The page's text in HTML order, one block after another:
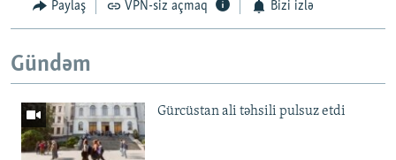
Paylaş VPN-siz açmaq Bizi izlə
Gündəm
Gürcüstan ali təhsili pulsuz etdi